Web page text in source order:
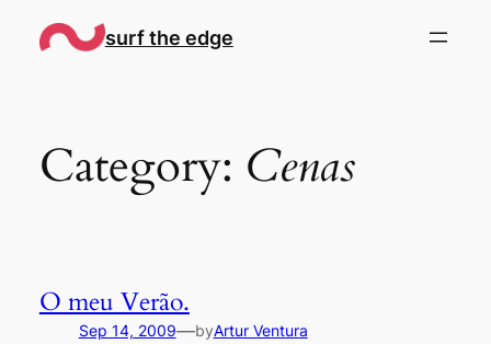
surf the edge
Category: Cenas
O meu Verão.
Sep 14, 2009—byArtur Ventura